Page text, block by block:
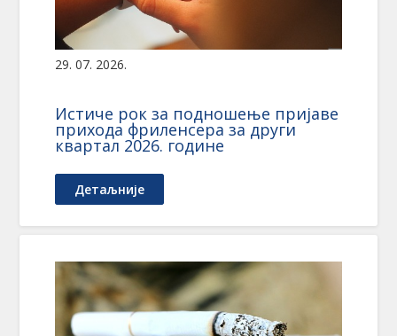
29. 07. 2026.
Истиче рок за подношење пријаве
прихода фриленсера за други
квартал 2026. године
Детаљније